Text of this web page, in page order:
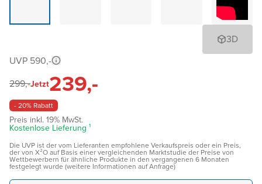
3D
UVP 590,-
299,-Jetzt239,-
- 20% Rabatt
Preis inkl. 19% MwSt.
Kostenlose Lieferung ¹
Die UVP ist der vom Lieferanten empfohlene Verkaufspreis oder ein Preis,
der von X²O auf Basis einer vergleichenden Marktstudie der Preise von
Wettbewerbern für ähnliche Produkte in den vergangenen 6 Monaten
festgelegt wurde (weitere Informationen auf Anfrage)